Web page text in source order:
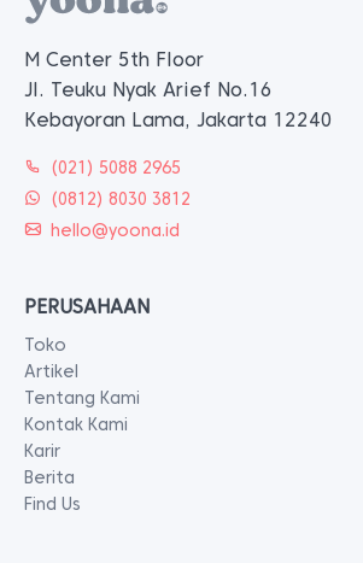
M Center 5th Floor
Jl. Teuku Nyak Arief No.16
Kebayoran Lama, Jakarta 12240
(021) 5088 2965
(0812) 8030 3812
hello@yoona.id
PERUSAHAAN
Toko
Artikel
Tentang Kami
Kontak Kami
Karir
Berita
Find Us